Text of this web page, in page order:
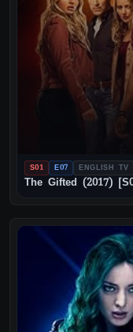
S01 E07 ENGLISH TV
The Gifted (2017)